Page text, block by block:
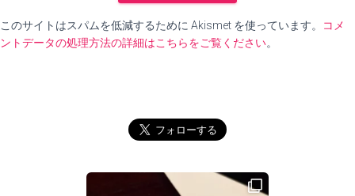
このサイトはスパムを低減するために Akismet を使っています。
コメ
ントデータの処理方法の詳細はこちらをご覧ください。